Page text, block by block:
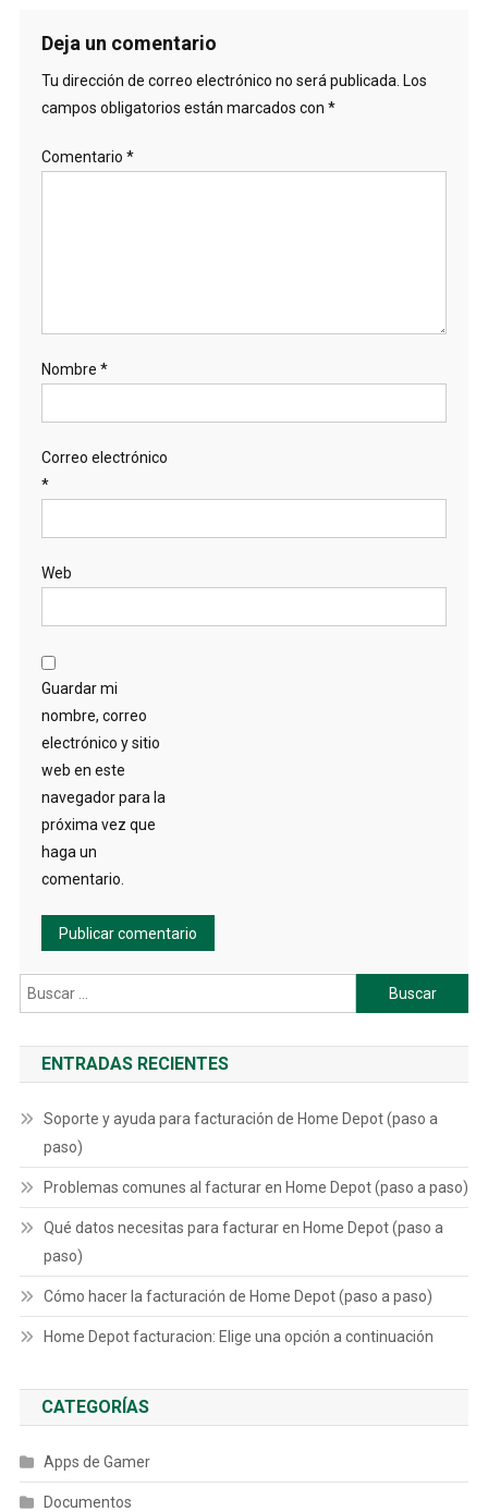
Deja un comentario
Tu dirección de correo electrónico no será publicada. Los
campos obligatorios están marcados con *
Comentario *
Nombre *
Correo electrónico
*
Web
Guardar mi
nombre, correo
electrónico y sitio
web en este
navegador para la
próxima vez que
haga un
comentario.
Buscar:
ENTRADAS RECIENTES
Soporte y ayuda para facturación de Home Depot (paso a
paso)
Problemas comunes al facturar en Home Depot (paso a paso)
Qué datos necesitas para facturar en Home Depot (paso a
paso)
Cómo hacer la facturación de Home Depot (paso a paso)
Home Depot facturacion: Elige una opción a continuación
CATEGORÍAS
Apps de Gamer
Documentos